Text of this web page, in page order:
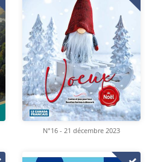
N°16 - 21 décembre 2023